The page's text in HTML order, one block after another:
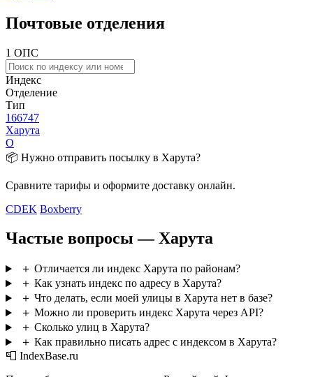
Почтовые отделения
1 ОПС
Индекс
Отделение
Тип
166747
Харута
О
📦 Нужно отправить посылку в Харута?
Сравните тарифы и оформите доставку онлайн.
CDEK Boxberry
Частые вопросы — Харута
＋ Отличается ли индекс Харута по районам?
＋ Как узнать индекс по адресу в Харута?
＋ Что делать, если моей улицы в Харута нет в базе?
＋ Можно ли проверить индекс Харута через API?
＋ Сколько улиц в Харута?
＋ Как правильно писать адрес с индексом в Харута?
📮 IndexBase.ru